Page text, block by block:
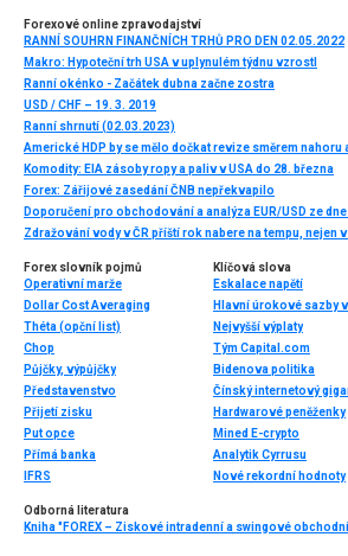
Forexové online zpravodajství
RANNÍ SOUHRN FINANČNÍCH TRHŮ PRO DEN 02.05.2022
Makro: Hypoteční trh USA v uplynulém týdnu vzrostl
Ranní okénko - Začátek dubna začne zostra
USD / CHF – 19. 3. 2019
Ranní shrnutí (02.03.2023)
Komodity: EIA zásoby ropy a paliv v USA do 28. března
Forex: Zářijové zasedání ČNB nepřekvapilo
Forex slovník pojmů
Operativní marže
Dollar Cost Averaging
Théta (opční list)
Chop
Půjčky, výpůjčky
Představenstvo
Přijetí zisku
Put opce
Přímá banka
IFRS
Klíčová slova
Eskalace napětí
Hlavní úrokové sazby
Nejvyšší výplaty
Tým Capital.com
Bidenova politika
Čínský internetový
Hardwarové peněženky
Mined E-crypto
Analytik Cyrrusu
Nové rekordní hodnoty
Odborná literatura